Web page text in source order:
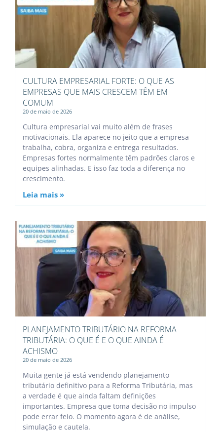
CULTURA EMPRESARIAL FORTE: O QUE AS
EMPRESAS QUE MAIS CRESCEM TÊM EM
COMUM
20 de maio de 2026
Cultura empresarial vai muito além de frases
motivacionais. Ela aparece no jeito que a empresa
trabalha, cobra, organiza e entrega resultados.
Empresas fortes normalmente têm padrões claros e
equipes alinhadas. E isso faz toda a diferença no
crescimento.
Leia mais »
PLANEJAMENTO TRIBUTÁRIO NA REFORMA
TRIBUTÁRIA: O QUE É E O QUE AINDA É
ACHISMO
20 de maio de 2026
Muita gente já está vendendo planejamento
tributário definitivo para a Reforma Tributária, mas
a verdade é que ainda faltam definições
importantes. Empresa que toma decisão no impulso
pode errar feio. O momento agora é de análise,
simulação e cautela.